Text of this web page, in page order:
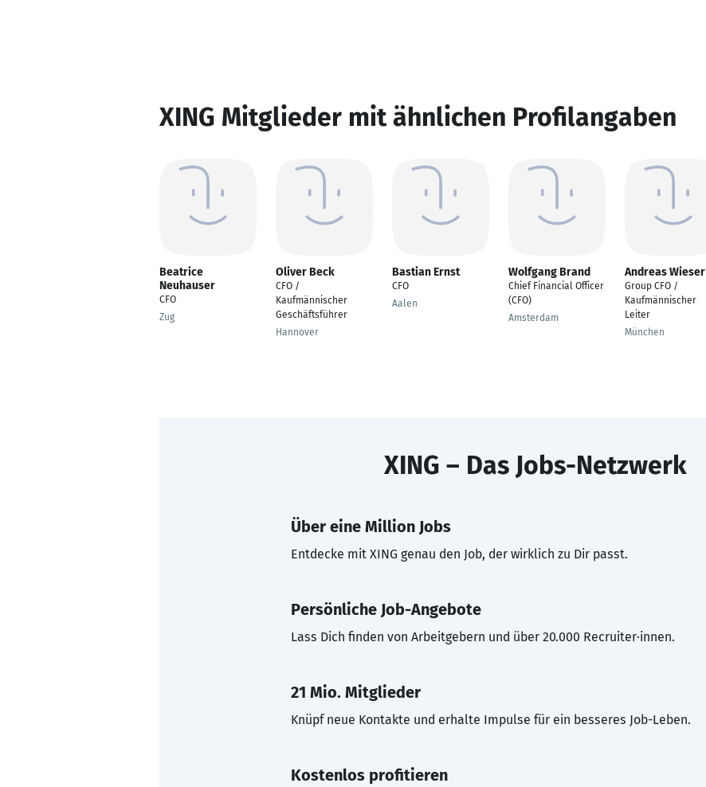
XING Mitglieder mit ähnlichen Profilangaben
Beatrice
Neuhauser
CFO
Zug
Oliver Beck
CFO /
Kaufmännischer
Geschäftsführer
Hannover
Bastian Ernst
CFO
Aalen
Wolfgang Brand
Chief Financial Officer
(CFO)
Amsterdam
Andreas Wieser
Group CFO /
Kaufmännischer
Leiter
München
XING – Das Jobs-Netzwerk
Über eine Million Jobs
Entdecke mit XING genau den Job, der wirklich zu Dir passt.
Persönliche Job-Angebote
Lass Dich finden von Arbeitgebern und über 20.000 Recruiter·innen.
21 Mio. Mitglieder
Knüpf neue Kontakte und erhalte Impulse für ein besseres Job-Leben.
Kostenlos profitieren